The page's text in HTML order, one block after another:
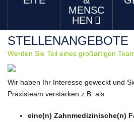
MENSC
HEN
STELLENANGEBOTE
Werden Sie Teil eines großartigen
Wir haben Ihr Interesse geweckt und
Praxisteam verstärken z.B. als
eine(n) Zahnmedizinische(n)